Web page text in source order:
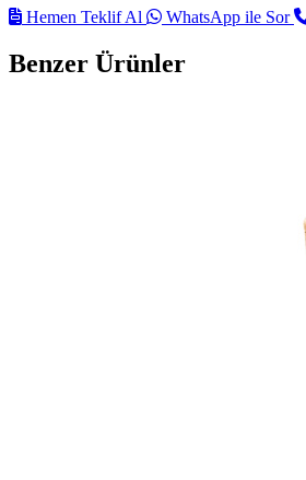
Hemen Teklif Al
WhatsApp ile Sor
Benzer Ürünler